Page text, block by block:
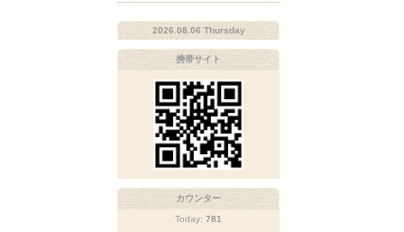
2026.08.06 Thursday
携帯サイト
カウンター
Today: 781